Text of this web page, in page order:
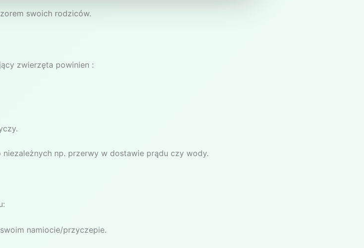
swoich rodziców.
zwierzęta powinien :
np. przerwy w dostawie prądu czy wody.
namiocie/przyczepie.